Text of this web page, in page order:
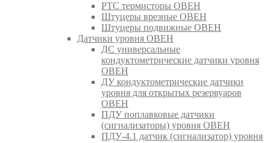
РТС термисторы ОВЕН
Штуцеры врезные ОВЕН
Штуцеры подвижные ОВЕН
Датчики уровня ОВЕН
ДС универсальные
кондуктометрические датчики уровня
ОВЕН
ДУ кондуктометрические датчики
уровня для открытых резервуаров
ОВЕН
ПДУ поплавковые датчики
(сигнализаторы) уровня ОВЕН
ПДУ-4.1 датчик (сигнализатор) уровня